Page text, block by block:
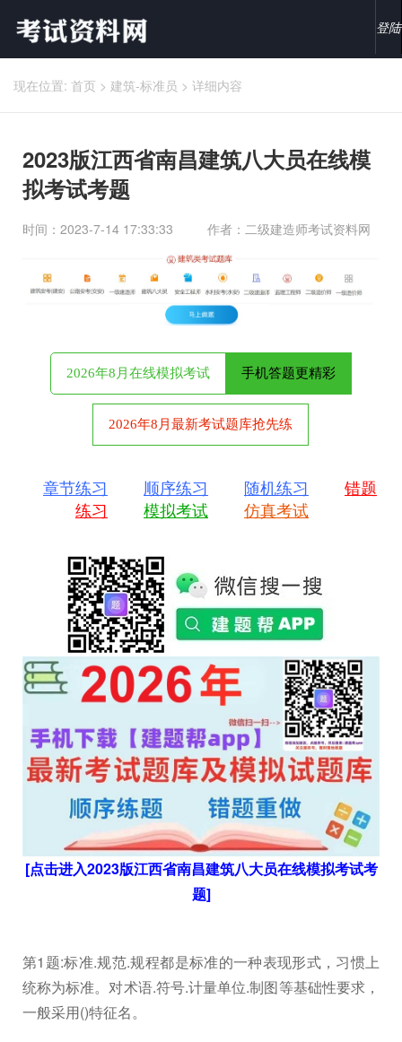
登陆
现在位置: 首页 > 建筑-标准员 > 详细内容
2023版江西省南昌建筑八大员在线模
拟考试考题
时间：2023-7-14 17:33:33 作者：二级建造师考试资料网
2026年8月在线模拟考试 手机答题更精彩
2026年8月最新考试题库抢先练
章节练习 顺序练习 随机练习
错题
练习
模拟考试 仿真考试
[点击进入2023版江西省南昌建筑八大员在线模拟考试考
题]
第1题:标准.规范.规程都是标准的一种表现形式，习惯上
统称为标准。对术语.符号.计量单位.制图等基础性要求，
一般采用()特征名。